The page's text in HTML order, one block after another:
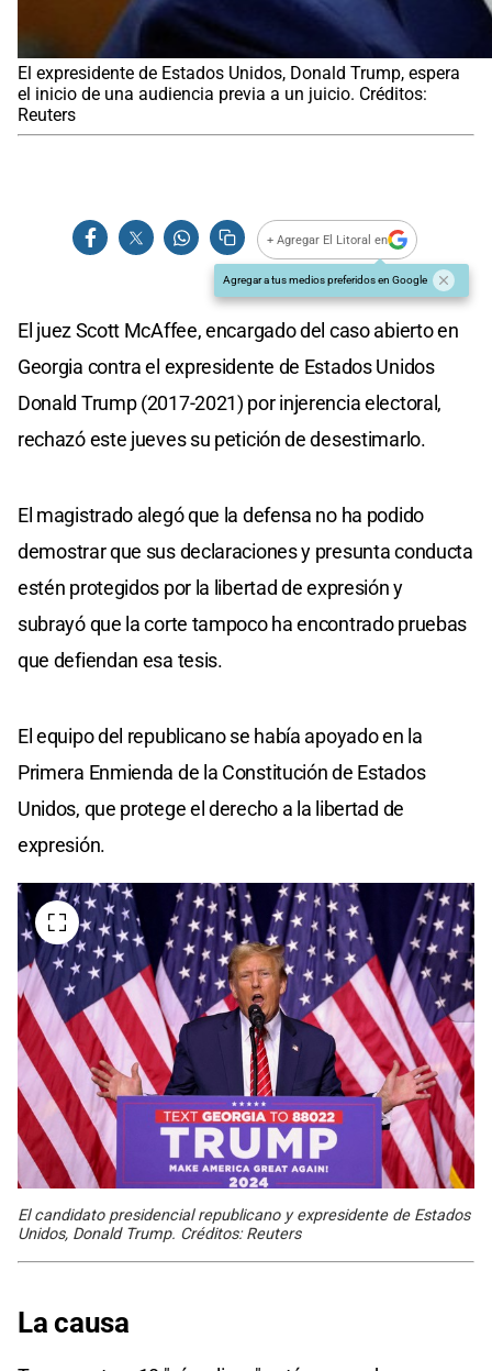
El expresidente de Estados Unidos, Donald Trump, espera
el inicio de una audiencia previa a un juicio. Créditos:
Reuters
+ Agregar El Litoral en
Agregar a tus medios preferidos en Google
El juez Scott McAffee, encargado del caso abierto en
Georgia contra el expresidente de Estados Unidos
Donald Trump (2017-2021) por injerencia electoral,
rechazó este jueves su petición de desestimarlo.
El magistrado alegó que la defensa no ha podido
demostrar que sus declaraciones y presunta conducta
estén protegidos por la libertad de expresión y
subrayó que la corte tampoco ha encontrado pruebas
que defiendan esa tesis.
El equipo del republicano se había apoyado en la
Primera Enmienda de la Constitución de Estados
Unidos, que protege el derecho a la libertad de
expresión.
El candidato presidencial republicano y expresidente de Estados
Unidos, Donald Trump. Créditos: Reuters
La causa